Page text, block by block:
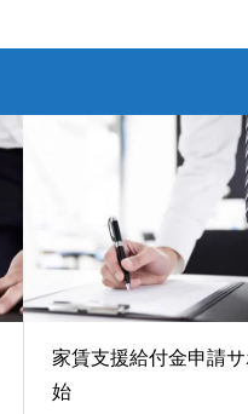
家賃支援給付金申請
始